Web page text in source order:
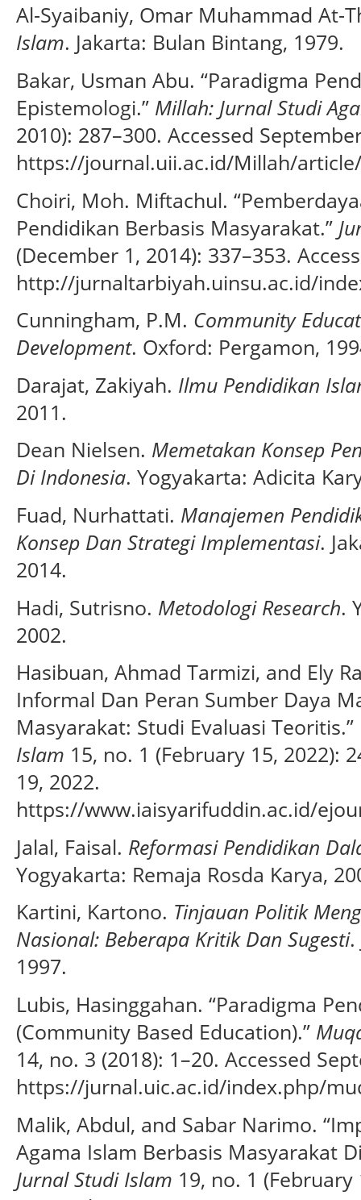
Al-Syaibaniy, Omar Muhammad At-
Islam. Jakarta: Bulan Bintang, 1979.
Bakar, Usman Abu. “Paradigma
Epistemologi.” Millah: Jurnal Studi
2010): 287–300. Accessed
https://journal.uii.ac.id/Millah/
Choiri, Moh. Miftachul.
Pendidikan Berbasis Masyarakat.”
(December 1, 2014): 337–353.
http://jurnaltarbiyah.uinsu.ac.id/
Cunningham, P.M. Community
Development. Oxford: Pergamon,
Darajat, Zakiyah. Ilmu Pendidikan
2011.
Dean Nielsen. Memetakan Konsep
Di Indonesia. Yogyakarta: Adicita
Fuad, Nurhattati. Manajemen
Konsep Dan Strategi Implementasi.
2014.
Hadi, Sutrisno. Metodologi Research.
2002.
Hasibuan, Ahmad Tarmizi, and Ely
Informal Dan Peran Sumber Daya
Masyarakat: Studi Evaluasi Teoritis.”
Islam 15, no. 1 (February 15, 2022):
19, 2022.
https://www.iaisyarifuddin.ac.id/
Jalal, Faisal. Reformasi Pendidikan
Yogyakarta: Remaja Rosda Karya,
Kartini, Kartono. Tinjauan Politik
Nasional: Beberapa Kritik Dan Sugesti.
1997.
Lubis, Hasinggahan. “Paradigma
(Community Based Education).”
14, no. 3 (2018): 1–20. Accessed
https://jurnal.uic.ac.id/index.php/
Malik, Abdul, and Sabar Narimo.
Agama Islam Berbasis Masyarakat
Jurnal Studi Islam 19, no. 1 (February